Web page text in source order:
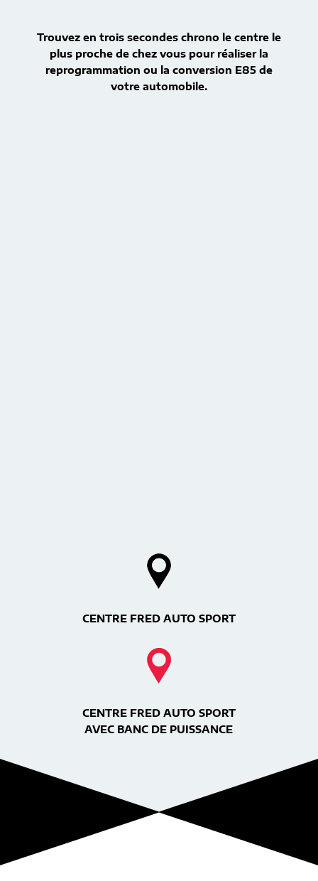
Trouvez en trois secondes chrono le centre le
plus proche de chez vous pour réaliser la
reprogrammation ou la conversion E85 de
votre automobile.
CENTRE FRED AUTO SPORT
CENTRE FRED AUTO SPORT
AVEC BANC DE PUISSANCE